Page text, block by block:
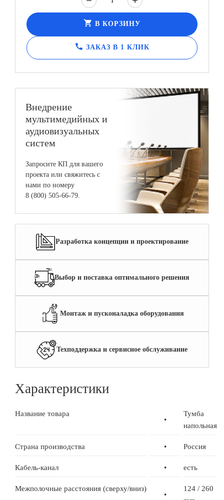
shopping_cart В КОРЗИНУ
call ЗАКАЗ В 1 КЛИК
Внедрение
мультимедийных и
аудиовизуальных
систем
Запросите КП для вашего
проекта или свяжитесь с
нами по номеру
8 (800) 505-66-79.
Разработка концепции и проектирование
Выбор и поставка оптимального решения
Монтаж и пусконаладка оборудования
Техподдержка и сервисное обслуживание
Характеристики
Название товара
•
Тумба
напольная
Страна производства • Россия
Кабель-канал • есть
Межполочные расстояния (сверху/вниз)
•
124 / 260